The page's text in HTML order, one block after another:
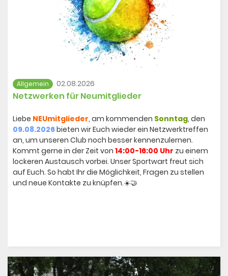
DUSJuniorOpen
Allgemein 02.08.2026
Netzwerken für Neumitglieder
Liebe NEUmitglieder, am kommenden Sonntag, den
09.08.2026bieten wir Euch wieder ein Netzwerktreffen
an, um unseren Club noch besser kennenzulernen.
Kommt gerne in der Zeit von 14:00-16:00 Uhr zu einem
lockeren Austausch vorbei. Unser Sportwart freut sich
auf Euch. So habt Ihr die Möglichkeit, Fragen zu stellen
und neue Kontakte zu knüpfen.☀️🤝